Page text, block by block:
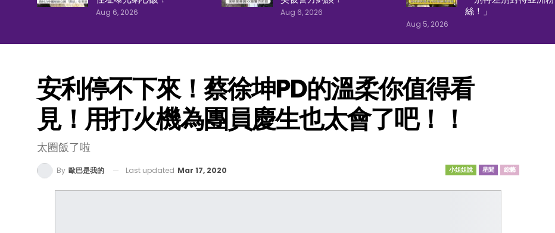
Aug 6, 2026 Aug 6, 2026
絲！」
Aug 5, 2026
安利停不下來！蔡徐坤PD的溫柔你值得看
見！用打火機為團員慶生也太會了吧！！
太圈飯了啦
小姐姐說 星聞 綜藝
By 歐巴是我的 Last updated Mar 17, 2020